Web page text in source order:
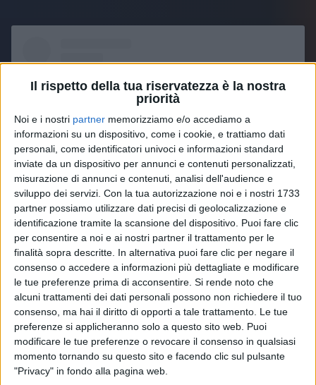
Il rispetto della tua riservatezza è la nostra
priorità
Noi e i nostri partner memorizziamo e/o accediamo a
informazioni su un dispositivo, come i cookie, e trattiamo dati
personali, come identificatori univoci e informazioni standard
inviate da un dispositivo per annunci e contenuti personalizzati,
misurazione di annunci e contenuti, analisi dell'audience e
sviluppo dei servizi. Con la tua autorizzazione noi e i nostri 1733
partner possiamo utilizzare dati precisi di geolocalizzazione e
identificazione tramite la scansione del dispositivo. Puoi fare clic
per consentire a noi e ai nostri partner il trattamento per le
finalità sopra descritte. In alternativa puoi fare clic per negare il
consenso o accedere a informazioni più dettagliate e modificare
le tue preferenze prima di acconsentire. Si rende noto che
alcuni trattamenti dei dati personali possono non richiedere il tuo
consenso, ma hai il diritto di opporti a tale trattamento. Le tue
preferenze si applicheranno solo a questo sito web. Puoi
modificare le tue preferenze o revocare il consenso in qualsiasi
momento tornando su questo sito e facendo clic sul pulsante
"Privacy" in fondo alla pagina web.
Visualizza questo post su Instagram